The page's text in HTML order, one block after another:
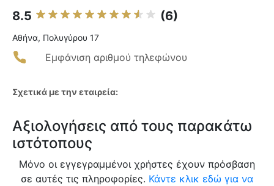
8.5 (6)
Αθήνα, Πολυγύρου 17
Εμφάνιση αριθμού τηλεφώνου
Σχετικά με την εταιρεία:
Αξιολογήσεις από τους παρακάτω
ιστότοπους
Μόνο οι εγγεγραμμένοι χρήστες έχουν πρόσβαση
σε αυτές τις πληροφορίες. Κάντε κλικ εδώ για να